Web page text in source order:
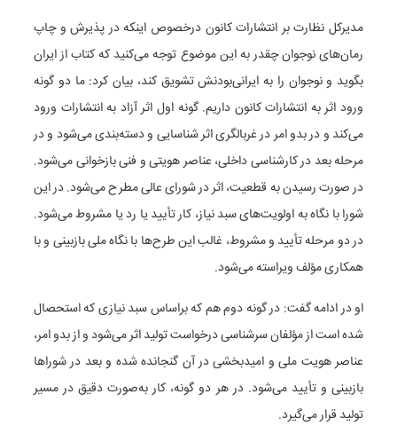
مدیرکل نظارت بر انتشارات کانون درخصوص اینکه در پذیرش و چاپ
رمان‌های نوجوان چقدر به این موضوع توجه می‌کنید که کتاب از ایران
بگوید و نوجوان را به ایرانی‌بودنش تشویق کند، بیان کرد: ما دو گونه
ورود اثر به انتشارات کانون داریم. گونه اول اثر آزاد به انتشارات ورود
می‌کند و در بدو امر در غربالگری اثر شناسایی و دسته‌بندی می‌شود و در
مرحله بعد در کارشناسی داخلی، عناصر هویتی و فنی بازخوانی می‌شود.
در صورت رسیدن به قطعیت، اثر در شورای عالی مطرح می‌شود. در این
شورا با نگاه به اولویت‌های سبد نیاز، کار تأیید یا رد یا مشروط می‌شود.
در دو مرحله تأیید و مشروط، غالب این طرح‌ها با نگاه ملی بازبینی و با
همکاری مؤلف ویراسته می‌شود.
او در ادامه گفت: در گونه دوم هم که براساس سبد نیازی که استحصال
شده است از مؤلفان سرشناسی درخواست تولید اثر می‌شود و از بدو امر،
عناصر هویت ملی و امیدبخشی در آن گنجانده شده و بعد در شوراها
بازبینی و تأیید می‌شود. در هر دو گونه، کار به‌صورت دقیق در مسیر
تولید قرار می‌گیرد.